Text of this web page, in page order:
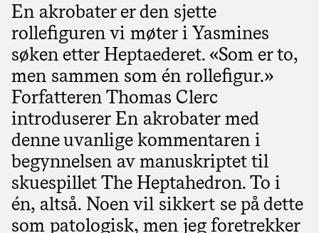
En akrobater er den sjette
rollefiguren vi møter i Yasmines
søken etter Heptaederet. «Som er to,
men sammen som én rollefigur.»
Forfatteren Thomas Clerc
introduserer En akrobater med
denne uvanlige kommentaren i
begynnelsen av manuskriptet til
skuespillet The Heptahedron. To i
én, altså. Noen vil sikkert se på dette
som patologisk, men jeg foretrekker